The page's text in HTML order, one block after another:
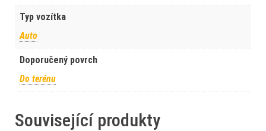
Typ vozítka
Auto
Doporučený povrch
Do terénu
Související produkty